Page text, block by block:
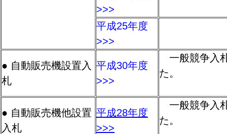
>>>
平成25年度
>>>
● 自動販売機設置入
札
平成30年度
>>>
一般競争入
た。
● 自動販売機他設置
入札
平成28年度
>>>
一般競争入
た。